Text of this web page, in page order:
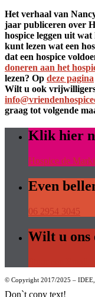
Het verhaal van
jaar publiceren over
hospice leggen uit
kunt lezen wat een
dat een hospice
doneren aan het
lezen? Op deze pagina
Wilt u ook
graag tot volgende
Klik hier
Hospice de
Even
06 2954 3045
Wilt u ons
© Copyright 2017/2025 –
Don`t copy text!